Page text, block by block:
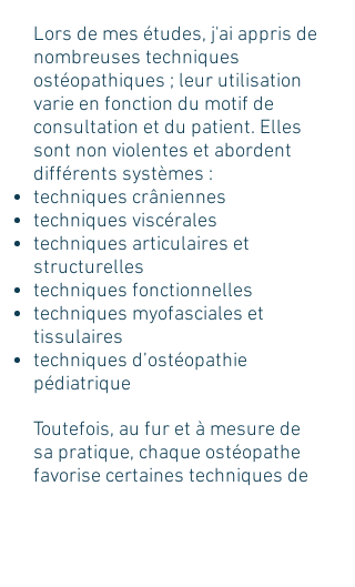
Lors de mes études, j'ai appris de
nombreuses techniques
ostéopathiques ; leur utilisation
varie en fonction du motif de
consultation et du patient. Elles
sont non violentes et abordent
différents systèmes :
techniques crâniennes
techniques viscérales
techniques articulaires et
structurelles
techniques fonctionnelles
techniques myofasciales et
tissulaires
techniques d’ostéopathie
pédiatrique
Toutefois, au fur et à mesure de
sa pratique, chaque ostéopathe
favorise certaines techniques de